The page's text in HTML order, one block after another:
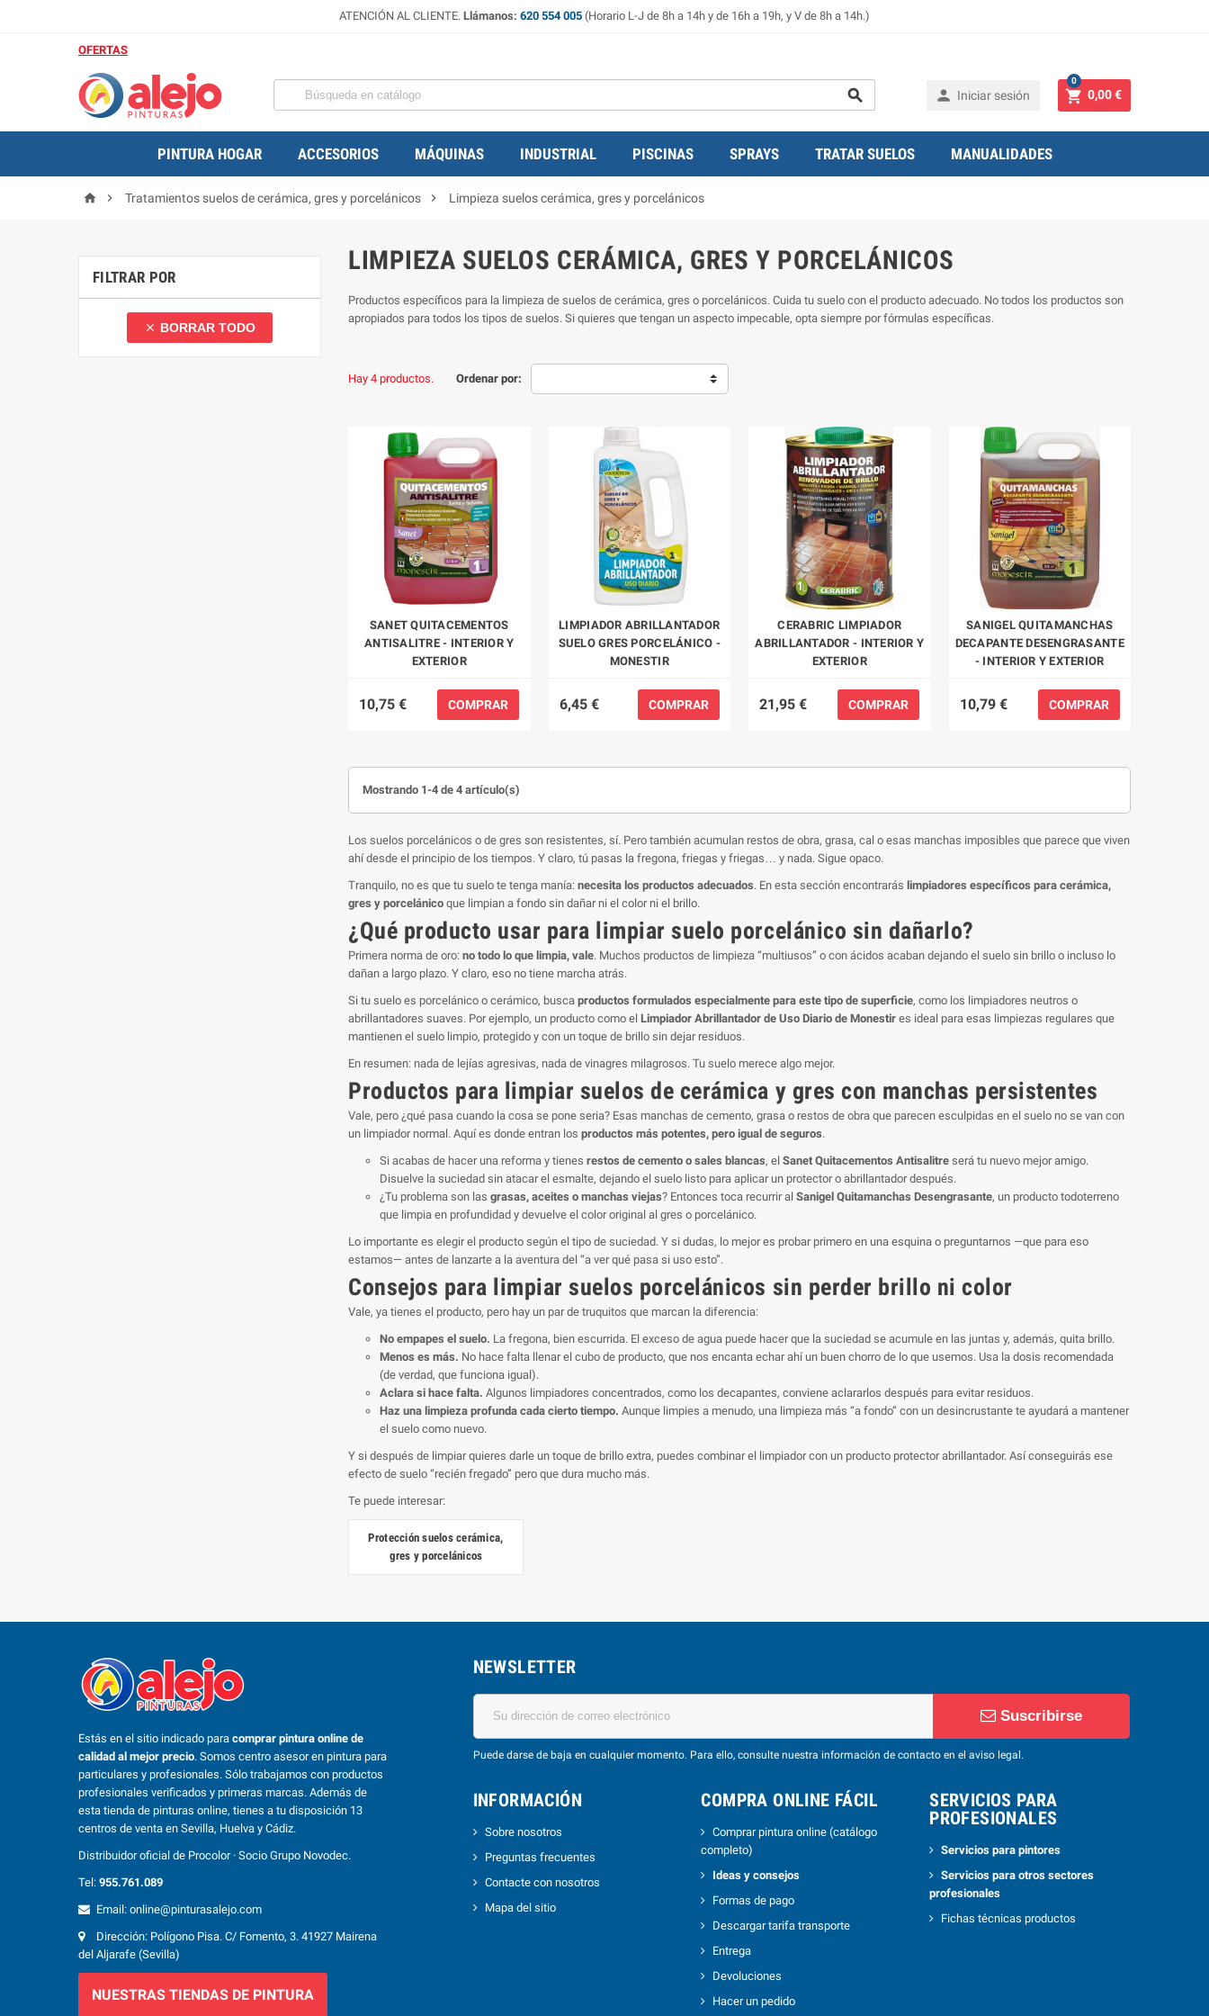
ATENCIÓN AL CLIENTE. Llámanos: 620 554 005 (Horario L-J de 8h a 14h y de 16h a 19h, y V de 8h a 14h.)
OFERTAS
  Iniciar sesión  0,00 €
0
PINTURA HOGAR ACCESORIOS MÁQUINAS INDUSTRIAL PISCINAS SPRAYS TRATAR SUELOS MANUALIDADES
  Tratamientos suelos de cerámica, gres y porcelánicos  Limpieza suelos cerámica, gres y porcelánicos
FILTRAR POR
 BORRAR TODO
LIMPIEZA SUELOS CERÁMICA, GRES Y PORCELÁNICOS
Productos específicos para la limpieza de suelos de cerámica, gres o porcelánicos. Cuida tu suelo con el producto adecuado. No todos los productos son
apropiados para todos los tipos de suelos. Si quieres que tengan un aspecto impecable, opta siempre por fórmulas específicas.
Hay 4 productos. Ordenar por:
SANET QUITACEMENTOS
ANTISALITRE - INTERIOR Y
EXTERIOR
10,75 € COMPRAR
LIMPIADOR ABRILLANTADOR
SUELO GRES PORCELÁNICO -
MONESTIR
6,45 € COMPRAR
CERABRIC LIMPIADOR
ABRILLANTADOR - INTERIOR Y
EXTERIOR
21,95 € COMPRAR
SANIGEL QUITAMANCHAS
DECAPANTE DESENGRASANTE
- INTERIOR Y EXTERIOR
10,79 € COMPRAR
Mostrando 1-4 de 4 artículo(s)
Los suelos porcelánicos o de gres son resistentes, sí. Pero también acumulan restos de obra, grasa, cal o esas manchas imposibles que parece que viven
ahí desde el principio de los tiempos. Y claro, tú pasas la fregona, friegas y friegas… y nada. Sigue opaco.
Tranquilo, no es que tu suelo te tenga manía: necesita los productos adecuados. En esta sección encontrarás limpiadores específicos para cerámica,
gres y porcelánico que limpian a fondo sin dañar ni el color ni el brillo.
¿Qué producto usar para limpiar suelo porcelánico sin dañarlo?
Primera norma de oro: no todo lo que limpia, vale. Muchos productos de limpieza “multiusos” o con ácidos acaban dejando el suelo sin brillo o incluso lo
dañan a largo plazo. Y claro, eso no tiene marcha atrás.
Si tu suelo es porcelánico o cerámico, busca productos formulados especialmente para este tipo de superficie, como los limpiadores neutros o
abrillantadores suaves. Por ejemplo, un producto como el Limpiador Abrillantador de Uso Diario de Monestir es ideal para esas limpiezas regulares que
mantienen el suelo limpio, protegido y con un toque de brillo sin dejar residuos.
En resumen: nada de lejías agresivas, nada de vinagres milagrosos. Tu suelo merece algo mejor.
Productos para limpiar suelos de cerámica y gres con manchas persistentes
Vale, pero ¿qué pasa cuando la cosa se pone seria? Esas manchas de cemento, grasa o restos de obra que parecen esculpidas en el suelo no se van con
un limpiador normal. Aquí es donde entran los productos más potentes, pero igual de seguros.
Si acabas de hacer una reforma y tienes restos de cemento o sales blancas, el Sanet Quitacementos Antisalitre será tu nuevo mejor amigo.
Disuelve la suciedad sin atacar el esmalte, dejando el suelo listo para aplicar un protector o abrillantador después.
¿Tu problema son las grasas, aceites o manchas viejas? Entonces toca recurrir al Sanigel Quitamanchas Desengrasante, un producto todoterreno
que limpia en profundidad y devuelve el color original al gres o porcelánico.
Lo importante es elegir el producto según el tipo de suciedad. Y si dudas, lo mejor es probar primero en una esquina o preguntarnos —que para eso
estamos— antes de lanzarte a la aventura del “a ver qué pasa si uso esto”.
Consejos para limpiar suelos porcelánicos sin perder brillo ni color
Vale, ya tienes el producto, pero hay un par de truquitos que marcan la diferencia:
No empapes el suelo. La fregona, bien escurrida. El exceso de agua puede hacer que la suciedad se acumule en las juntas y, además, quita brillo.
Menos es más. No hace falta llenar el cubo de producto, que nos encanta echar ahí un buen chorro de lo que usemos. Usa la dosis recomendada
(de verdad, que funciona igual).
Aclara si hace falta. Algunos limpiadores concentrados, como los decapantes, conviene aclararlos después para evitar residuos.
Haz una limpieza profunda cada cierto tiempo. Aunque limpies a menudo, una limpieza más “a fondo” con un desincrustante te ayudará a mantener
el suelo como nuevo.
Y si después de limpiar quieres darle un toque de brillo extra, puedes combinar el limpiador con un producto protector abrillantador. Así conseguirás ese
efecto de suelo “recién fregado” pero que dura mucho más.
Te puede interesar:
Protección suelos cerámica,
gres y porcelánicos
Estás en el sitio indicado para comprar pintura online de
calidad al mejor precio. Somos centro asesor en pintura para
particulares y profesionales. Sólo trabajamos con productos
profesionales verificados y primeras marcas. Además de
esta tienda de pinturas online, tienes a tu disposición 13
centros de venta en Sevilla, Huelva y Cádiz.
Distribuidor oficial de Procolor · Socio Grupo Novodec.
Tel: 955.761.089
Email: online@pinturasalejo.com
Dirección: Polígono Pisa. C/ Fomento, 3. 41927 Mairena
del Aljarafe (Sevilla)
NUESTRAS TIENDAS DE PINTURA
NEWSLETTER
Suscribirse
Puede darse de baja en cualquier momento. Para ello, consulte nuestra información de contacto en el aviso legal.
INFORMACIÓN
Sobre nosotros
Preguntas frecuentes
Contacte con nosotros
Mapa del sitio
COMPRA ONLINE FÁCIL
Comprar pintura online (catálogo
completo)
Ideas y consejos
Formas de pago
Descargar tarifa transporte
Entrega
Devoluciones
Hacer un pedido
SERVICIOS PARA
PROFESIONALES
Servicios para pintores
Servicios para otros sectores
profesionales
Fichas técnicas productos